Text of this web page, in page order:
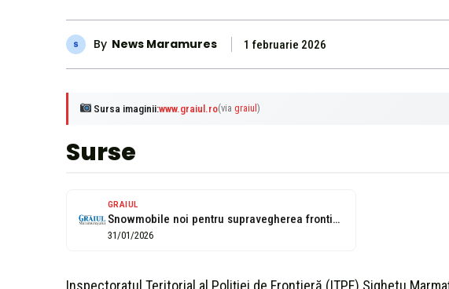
By News Maramures 1 februarie 2026
Sursa imaginii:www.graiul.ro(viagraiul)
Surse
GRAIUL
Snowmobile noi pentru supravegherea frontierei montane
31/01/2026
Inspectoratul Teritorial al Poliției de Frontieră (ITPF) Sighetu